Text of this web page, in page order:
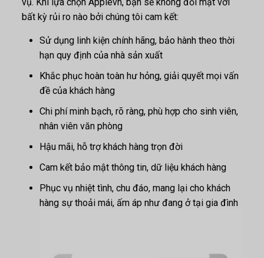
vụ. Khi lựa chọn Applevn, bạn sẽ không đối mặt với
bất kỳ rủi ro nào bởi chúng tôi cam kết:
Sử dụng linh kiện chính hãng, bảo hành theo thời
hạn quy định của nhà sản xuất
Khắc phục hoàn toàn hư hỏng, giải quyết mọi vấn
đề của khách hàng
Chi phí minh bạch, rõ ràng, phù hợp cho sinh viên,
nhân viên văn phòng
Hậu mãi, hỗ trợ khách hàng trọn đời
Cam kết bảo mật thông tin, dữ liệu khách hàng
Phục vụ nhiệt tình, chu đáo, mang lại cho khách
hàng sự thoải mái, ấm áp như đang ở tại gia đình